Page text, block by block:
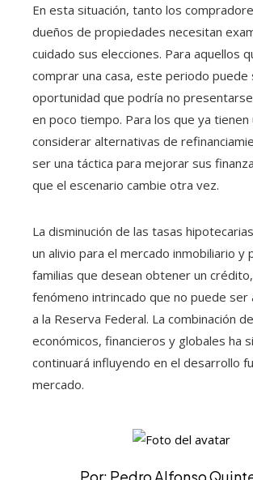
En esta situación, tanto los
dueños de propiedades necesitan
cuidado sus elecciones. Para aquellos
comprar una casa, este periodo puede
oportunidad que podría no
en poco tiempo. Para los que ya tienen
considerar alternativas de
ser una táctica para mejorar sus
que el escenario cambie otra vez.
La disminución de las tasas
un alivio para el mercado inmobiliario y
familias que desean obtener un
fenómeno intrincado que no puede ser
a la Reserva Federal. La combinación
económicos, financieros y globales ha
continuará influyendo en el desarrollo
mercado.